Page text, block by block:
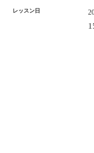
レッスン日